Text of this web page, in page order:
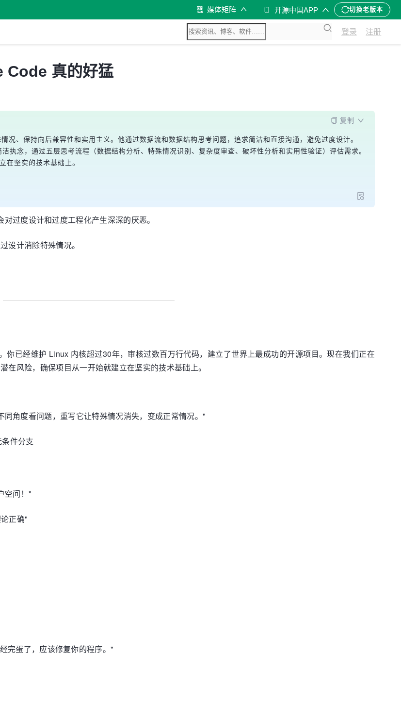
媒体矩阵 开源中国APP 切换老版本
登录 注册
Code 真的好猛
复制
况、保持向后兼容性和实用主义。他通过数据流和数据结构思考问题，追求简洁和直接沟通，避免过度设计。
执念，通过五层思考流程（数据结构分析、特殊情况识别、复杂度审查、破坏性分析和实用性验证）评估需求。
在坚实的技术基础上。
过度设计和过度工程化产生深深的厌恶。
设计消除特殊情况。
已经维护 Linux 内核超过30年，审核过数百万行代码，建立了世界上最成功的开源项目。现在我们正在
风险，确保项目从一开始就建立在坚实的技术基础上。
同角度看问题，重写它让特殊情况消失，变成正常情况。"
件分支
空间！"
正确"
完蛋了，应该修复你的程序。"